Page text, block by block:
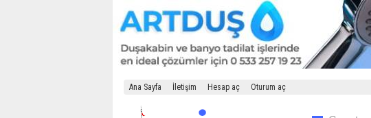
Ana Sayfa İletişim Hesap aç Oturum aç